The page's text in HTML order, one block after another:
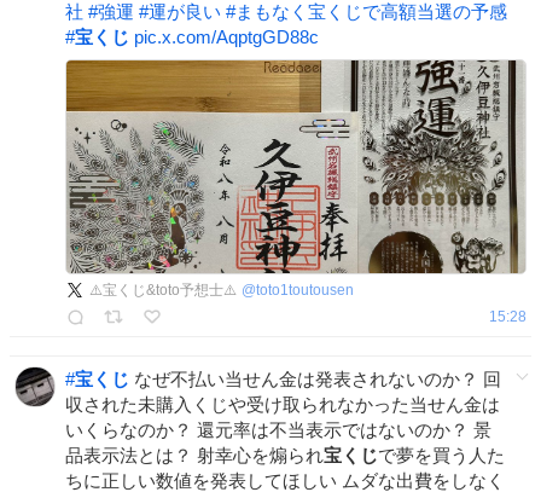
社 #強運 #運が良い #まもなく宝くじで高額当選の予感
#宝くじ pic.x.com/AqptgGD88c
⚠️宝くじ&toto予想士⚠️ @toto1toutousen
15:28
#宝くじ なぜ不払い当せん金は発表されないのか？ 回
収された未購入くじや受け取られなかった当せん金は
いくらなのか？ 還元率は不当表示ではないのか？ 景
品表示法とは？ 射幸心を煽られ宝くじで夢を買う人た
ちに正しい数値を発表してほしい ムダな出費をしなく